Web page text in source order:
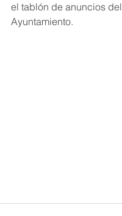
el tablón de anuncios del
Ayuntamiento.